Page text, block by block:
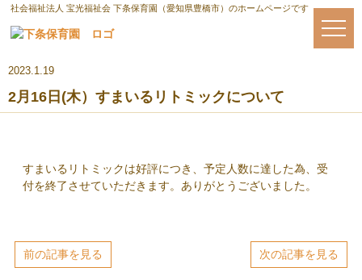
社会福祉法人 宝光福祉会 下条保育園（愛知県豊橋市）のホームページです
2023.1.19
2月16日(木）すまいるリトミックについて
すまいるリトミックは好評につき、予定人数に達した為、受
付を終了させていただきます。ありがとうございました。
前の記事を見る 次の記事を見る